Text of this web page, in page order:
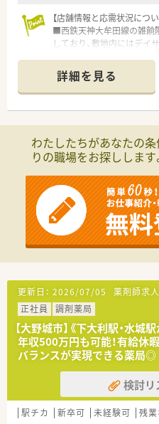
【店舗情報と応需状況につい
■西鉄天神大牟田線の雑餉
しており、敷地内にはデイ
■外来は1日20枚から30枚
や個人宅の応需があり地
■人員体制は薬剤師が常勤
在籍しており、常時薬剤師
■福岡市近郊において3店
法人であり、地域に密着し
■薬剤師資格を持つ社長自
営陣と現場の距離が近く、
です。
■社員の定着率が非常に高
務を続けている方もいるほ
す。
■現在就業中のパート薬剤
ための欠員補充であり、特
ます。
■社長が人柄を重視した採
がらアットホームな雰囲
ます。
■外来だけでなく在宅業務
患者様とのコミュニケー
詳細を見る
わたしたちがあなたの
りの職場をお探しします
更新日： 2026/07/05 薬剤師求人
正社員
調剤薬局
【大野城市】《下大利駅・水
年収500万円も可能！有給休
バランスが実現できる薬局◎
検討リ
駅チカ 新卒可 未経験可 残